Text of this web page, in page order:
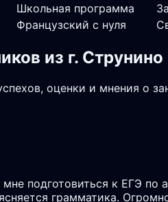
Школьная программа
Французский с нуля
из г.
оценки и мнения о
подготовиться к ЕГЭ по
грамматика.